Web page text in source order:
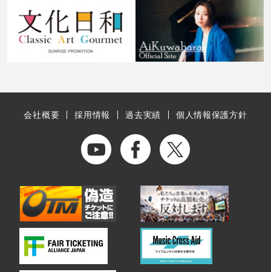
会社概要 採用情報 過去実績 個人情報保護方針